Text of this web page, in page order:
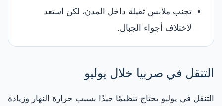
تجنب ملابس ثقيلة داخل المدن، لكن استعد
لاختلاف أجواء الجبال.
التنقل في صربيا خلال يوليو
التنقل في يوليو يحتاج تنظيمًا جيدًا بسبب حرارة النهار وزيادة